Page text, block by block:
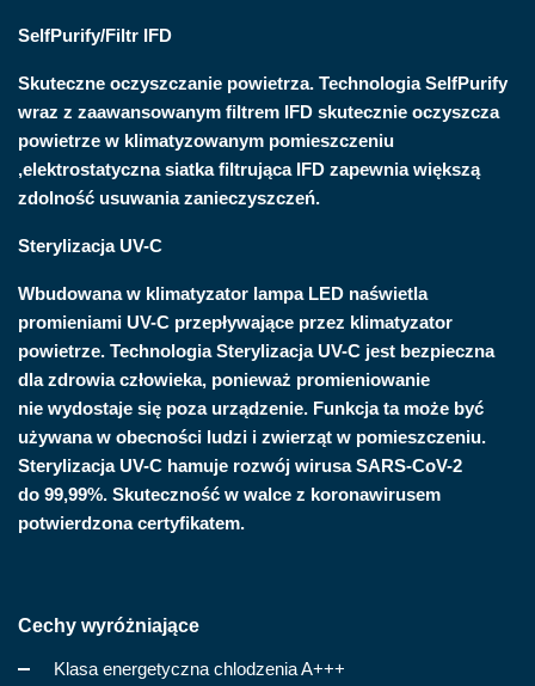
SelfPurify/Filtr IFD
Skuteczne oczyszczanie powietrza. Technologia SelfPurify
wraz z zaawansowanym filtrem IFD skutecznie oczyszcza
powietrze w klimatyzowanym pomieszczeniu
,elektrostatyczna siatka filtrująca IFD zapewnia większą
zdolność usuwania zanieczyszczeń.
Sterylizacja UV-C
Wbudowana w klimatyzator lampa LED naświetla
promieniami UV-C przepływające przez klimatyzator
powietrze. Technologia Sterylizacja UV-C jest bezpieczna
dla zdrowia człowieka, ponieważ promieniowanie
nie wydostaje się poza urządzenie. Funkcja ta może być
używana w obecności ludzi i zwierząt w pomieszczeniu.
Sterylizacja UV-C hamuje rozwój wirusa SARS-CoV-2
do 99,99%. Skuteczność w walce z koronawirusem
potwierdzona certyfikatem.
Cechy wyróżniające
Klasa energetyczna chlodzenia A+++